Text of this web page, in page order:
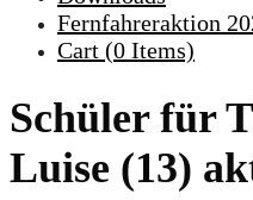
Fernfahreraktion
Cart (0 Items)
Schüler für
Luise (13)